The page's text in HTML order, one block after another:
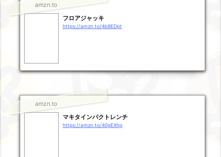
amzn.to
フロアジャッキ
https://amzn.to/4b9EDpt
amzn.to
マキタインパクトレンチ
https://amzn.to/40gEXhp